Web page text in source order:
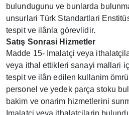
bulundugunu ve bunlarda
unsurlari Türk Standartlari
tespit ve ilânla görevlidir.
Satış Sonrasi Hizmetler
Madde 15- Imalatçi veya
veya ithal ettikleri sanayi mallari
tespit ve ilân edilen kullanim
personel ve yedek parça stoku
bakim ve onarim hizmetlerini
Imalatçi veya ithalatçilarin